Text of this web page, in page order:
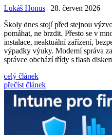
Lukáš Honus | 28. červen 2026
Školy dnes stojí před stejnou
pomáhat, ne brzdit. Přesto se v
instalace, neaktuální zařízení,
výpadky výuky. Moderní správa
správce obchází třídy s flash
celý článek
přečíst článek